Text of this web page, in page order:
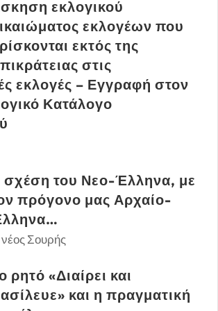
εκλογικού
εκλογέων που
εκτός της
στις
εκλογές – Εγγραφή στον
Κατάλογο
σχέση του Νεο-Έλληνα, με
πρόγονο μας Αρχαίο-
Σουρής
ρητό «Διαίρει και
και η πραγματική